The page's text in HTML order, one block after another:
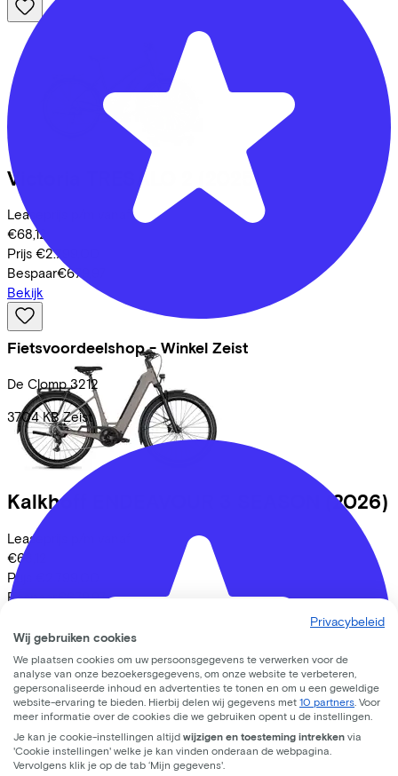
Fietsvoordeelshop - Winkel Zeist
De Clomp 3212
3704 KB Zeist
Victoria TRESALO 2 (2025)
Leaseprijs p/m vanaf
€68,12
Prijs €2.799,00
Bespaar€679,97
Bekijk
Kalkhoff (2026)
Leaseprijs p/m vanaf
€68,12
Prijs
Bespaar€679,97
Privacybeleid
Wij gebruiken cookies
We plaatsen cookies om uw persoonsgegevens te verwerken voor de
analyse van onze bezoekersgegevens, om onze website te verbeteren,
gepersonaliseerde inhoud en advertenties te tonen en om u een geweldige
website-ervaring te bieden. Hierbij delen wij gegevens met 10 partners . Voor
meer informatie over de cookies die we gebruiken opent u de instellingen.
Je kan je cookie-instellingen altijd wijzigen en toesteming intrekken via
'Cookie instellingen' welke je kan vinden onderaan de webpagina.
Vervolgens klik je op de tab ‘Mijn gegevens'.